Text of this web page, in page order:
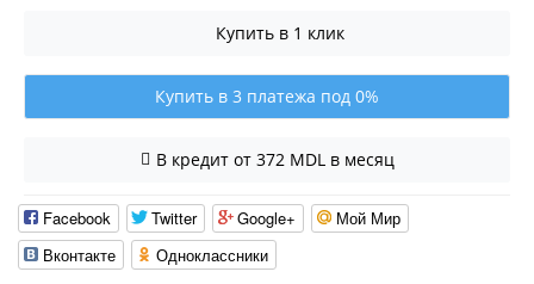
Купить в 1 клик
Купить в 3 платежа под 0%
В кредит от 372 MDL в месяц
Facebook Twitter Google+
Мой Мир
Вконтакте
Одноклассники